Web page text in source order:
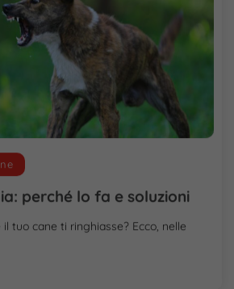
perché lo fa e soluzioni
tuo cane ti ringhiasse? Ecco, nelle